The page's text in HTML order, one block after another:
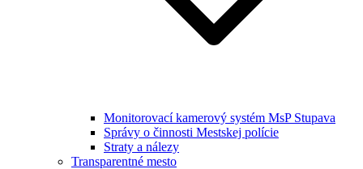
Monitorovací kamerový systém MsP Stupava
Správy o činnosti Mestskej polície
Straty a nálezy
Transparentné mesto